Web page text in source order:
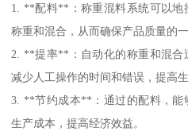
1. **配料**：称重混料系统可以地
称重和混合，从而确保产品质量的
2. **提率**：自动化的称重和混合
减少人工操作的时间和错误，提高
3. **节约成本**：通过的配料，能
生产成本，提高经济效益。